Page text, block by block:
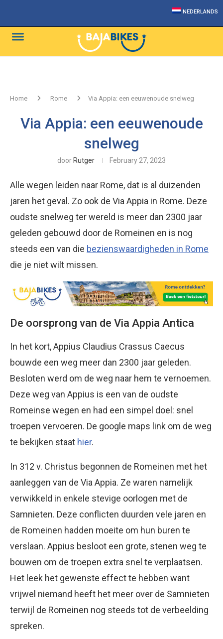
NEDERLANDS
Home Rome Via Appia: een eeuwenoude snelweg
Via Appia: een eeuwenoude
snelweg
door Rutger February 27, 2023
Alle wegen leiden naar Rome, dat is al duizenden
jaren het geval. Zo ook de Via Appia in Rome. Deze
oudste snelweg ter wereld is meer dan 2300 jaar
geleden gebouwd door de Romeinen en is nog
steeds een van die bezienswaardigheden in Rome
die je niet wilt missen.
De oorsprong van de Via Appia Antica
In het kort, Appius Claudius Crassus Caecus
bouwde een weg meer dan 2300 jaar geleden.
Besloten werd om de weg naar hem te vernoemen.
Deze weg van Appius is een van de oudste
Romeinse wegen en had een simpel doel: snel
troepen vervoeren. De google maps link om de weg
te bekijken staat hier.
In 312 v. Christus begonnen de Romeinen met het
aanleggen van de Via Appia. Ze waren namelijk
verwikkeld in enkele stevige oorlogen met de
Samnieten. Deze conflicten duurden vele jaren en
de Romeinen hadden moeite om hun buren te
verslaan. Appius besloot een grote, stenen weg te
bouwen om de troepen extra snel te verplaatsen.
Het leek het gewenste effect te hebben want
vrijwel niemand heeft het meer over de Samnieten
terwijl de Romeinen nog steeds tot de verbeelding
spreken.